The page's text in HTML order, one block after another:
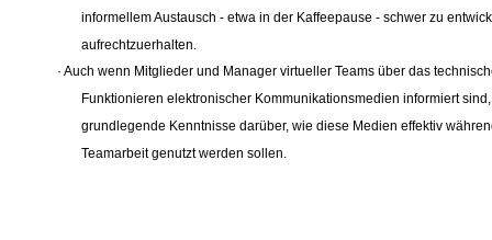
informellem Austausch - etwa in der Kaffeepause - schwer zu
aufrechtzuerhalten.
· Auch wenn Mitglieder und Manager virtueller Teams über das
Funktionieren elektronischer Kommunikationsmedien informiert
grundlegende Kenntnisse darüber, wie diese Medien effektiv
Teamarbeit genutzt werden sollen.